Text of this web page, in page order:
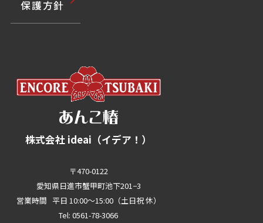
保護方針
株式会社 ideai（イデア！）
〒470-0122
愛知県日進市蟹甲町池下201−3
営業時間 平日 10:00～15:00（土日祝 休）
Tel: 0561-78-3066